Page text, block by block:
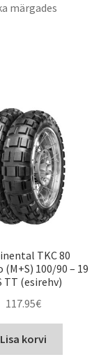
märgades
TKC 80
(M+S) 100/90 – 19
TT (esirehv)
117.95€
Lisa korvi